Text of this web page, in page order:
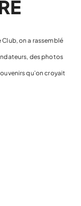
Club, on a rassemblé
des photos
qu’on croyait